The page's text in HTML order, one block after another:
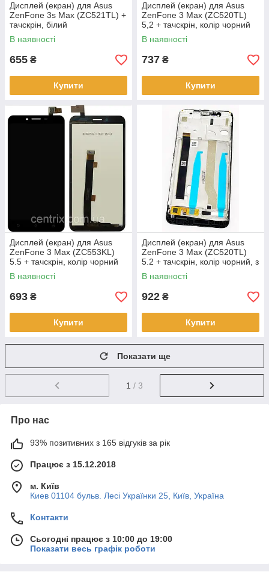
Дисплей (екран) для Asus
ZenFone 3s Max (ZC521TL) +
тачскрін, білий
В наявності
655 ₴
Купити
Дисплей (екран) для Asus
ZenFone 3 Max (ZC520TL)
5,2 + тачскрін, колір чорний
В наявності
737 ₴
Купити
Дисплей (екран) для Asus
ZenFone 3 Max (ZC553KL)
5.5 + тачскрін, колір чорний
В наявності
693 ₴
Купити
Дисплей (екран) для Asus
ZenFone 3 Max (ZC520TL)
5.2 + тачскрін, колір чорний, з
передньою панеллю
В наявності
922 ₴
Купити
Показати ще
1 / 3
Про нас
93% позитивних з 165 відгуків за рік
Працює з 15.12.2018
м. Київ
Киев 01104 бульв. Лесі Українки 25, Київ, Україна
Контакти
Сьогодні працює з 10:00 до 19:00
Показати весь графік роботи